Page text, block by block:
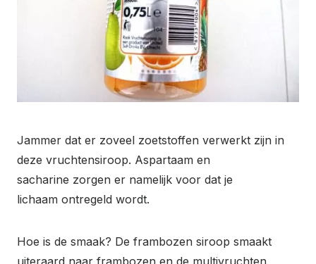
Jammer dat er zoveel zoetstoffen verwerkt zijn in
deze vruchtensiroop. Aspartaam en
sacharine zorgen er namelijk voor dat je
lichaam ontregeld wordt.
Hoe is de smaak? De frambozen siroop smaakt
uiteraard naar frambozen en de multivruchten